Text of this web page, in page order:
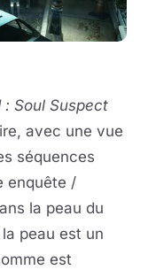
: Soul Suspect
avec une vue
séquences
enquête /
la peau du
peau est un
est